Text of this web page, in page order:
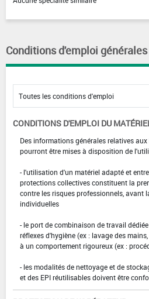
Conditions d'emploi générales
CONDITIONS D'EMPLOI DU
Des informations générales relatives
pourront être mises à disposition de
- l'utilisation d'un matériel adapté et
protections collectives constituent la
contre les risques professionnels, avant
individuelles
- le port de combinaison de travail
réflexes d'hygiène (ex : lavage des
à un comportement rigoureux (ex :
- les modalités de nettoyage et de
et des EPI réutilisables doivent être